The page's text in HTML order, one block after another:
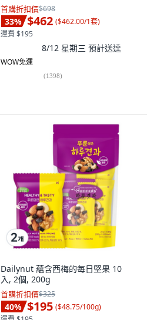
首購折扣價$698
33% $462 ($462.00/1套)
運費 $195
8/12 星期三 預計送達
WOW免運
(1398)
Dailynut 蘊含西梅的每日堅果 10
入, 2個, 200g
首購折扣價$325
40% $195 ($48.75/100g)